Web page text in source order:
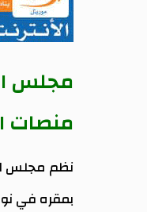
مجلس
منصات
نظم مجلس
بمقره في